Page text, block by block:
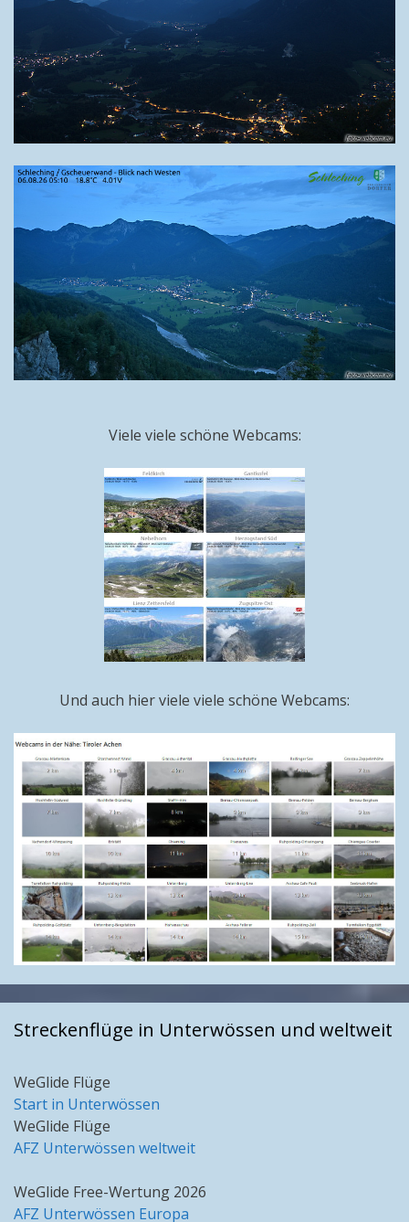
Viele viele schöne Webcams:
Und auch hier viele viele schöne Webcams:
Streckenflüge in Unterwössen und weltweit
WeGlide Flüge
Start in Unterwössen
WeGlide Flüge
AFZ Unterwössen weltweit
WeGlide Free-Wertung 2026
AFZ Unterwössen Europa